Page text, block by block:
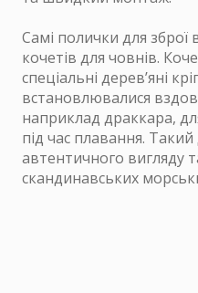
Самі полички для зброї
кочетів для човнів.
спеціальні дерев’яні
встановлювалися
наприклад драккара,
під час плавання.
автентичного вигляду
скандинавських